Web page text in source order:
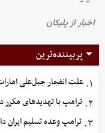
پربیننده‌ترین
۱. علت انفجار جبل‌علی
۲. ترامپ با تهدیدهای
۳. ترامپ وعده تسلیم ایران